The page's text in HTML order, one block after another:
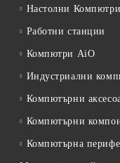
Настолни Компютри
Работни станции
Компютри AiO
Индустриални
Компютърни
Компютърни
Компютърна